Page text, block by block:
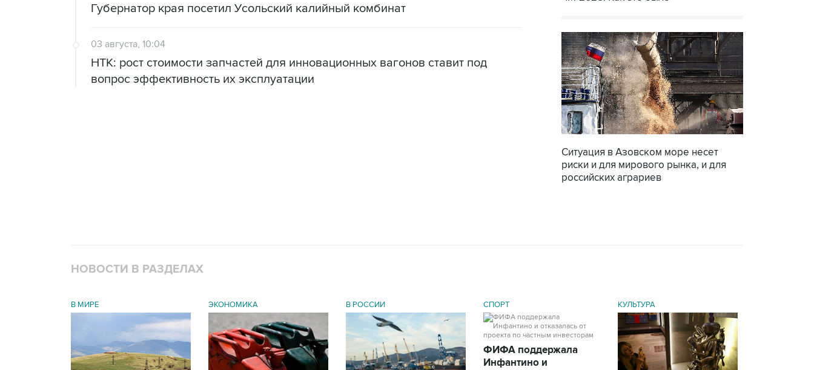
Губернатор края посетил Усольский калийный комбинат
03 августа, 10:04
НТК: рост стоимости запчастей для инновационных вагонов ставит под
вопрос эффективность их эксплуатации
Ситуация в Азовском море несет
риски и для мирового рынка, и для
российских аграриев
НОВОСТИ В РАЗДЕЛАХ
В МИРЕ ЭКОНОМИКА В РОССИИ СПОРТ
ФИФА поддержала
Инфантино и
КУЛЬТУРА